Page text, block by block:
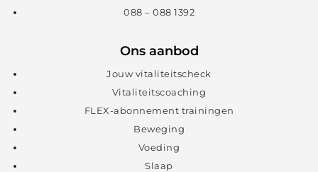
088 – 088 1392
Ons aanbod
Jouw vitaliteitscheck
Vitaliteitscoaching
FLEX-abonnement trainingen
Beweging
Voeding
Slaap